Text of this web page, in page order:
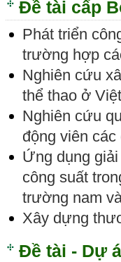
Đề tài cấp
Phát triển
trường hợp
Nghiên cứu
thể thao ở
Nghiên cứu
động viên
Ứng dụng
công suất
trường nam
Xây dựng
Đề tài - Dự